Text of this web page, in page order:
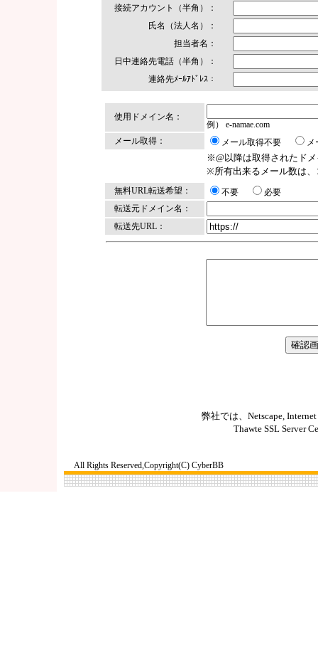
接続アカウント（半角）：
氏名（法人名）：
担当者名：
日中連絡先電話（半角）：
連絡先ﾒｰﾙｱﾄﾞﾚｽ：
使用ドメイン名：
例） e-namae.com
メール取得：
メール取得不要 メ
※@以降は取得されたド
※所有出来るメール数は
無料URL転送希望： 不要
必要
転送元ドメイン名：
転送先URL：
弊社では、Netscape,
Thawte SSL Server
All Rights Reserved,Copyright(C) CyberBB